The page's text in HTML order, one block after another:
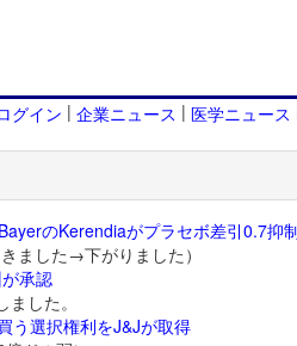
グイン | 企業ニュース | 医学ニュース
のKerendiaがプラセボ差引0.7抑
ました→下がりました）
承認
した。
う選択権利をJ&Jが取得